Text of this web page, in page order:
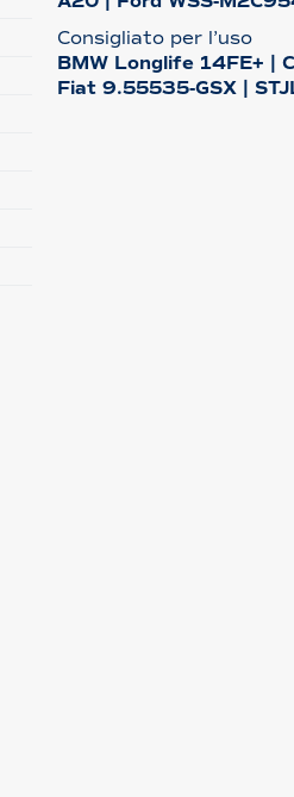
Consigliato per l’uso
BMW Longlife 14FE+ |
Fiat 9.55535-GSX |